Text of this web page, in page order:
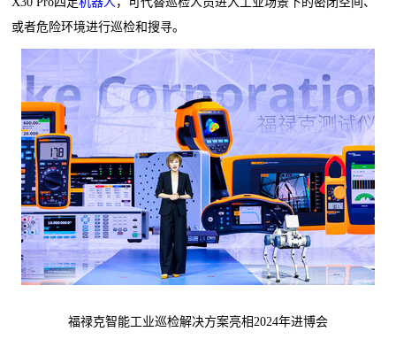
或者危险环境进行巡检和搜寻。
福禄克智能工业巡检解决方案亮相2024年进博会